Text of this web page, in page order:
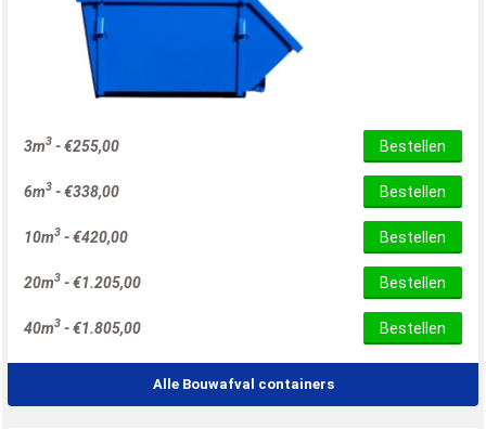
3m3 -€255,00 Bestellen
6m3 -€338,00 Bestellen
10m3 -€420,00 Bestellen
20m3 -€1.205,00 Bestellen
40m3 -€1.805,00 Bestellen
Alle Bouwafval containers